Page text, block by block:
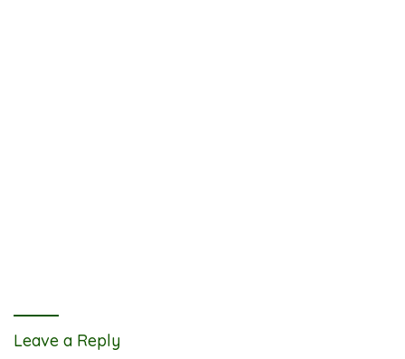
Leave a Reply